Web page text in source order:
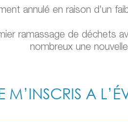
annulé en raison d'un
ramassage de déchets
nombreux une
M’INSCRIS A